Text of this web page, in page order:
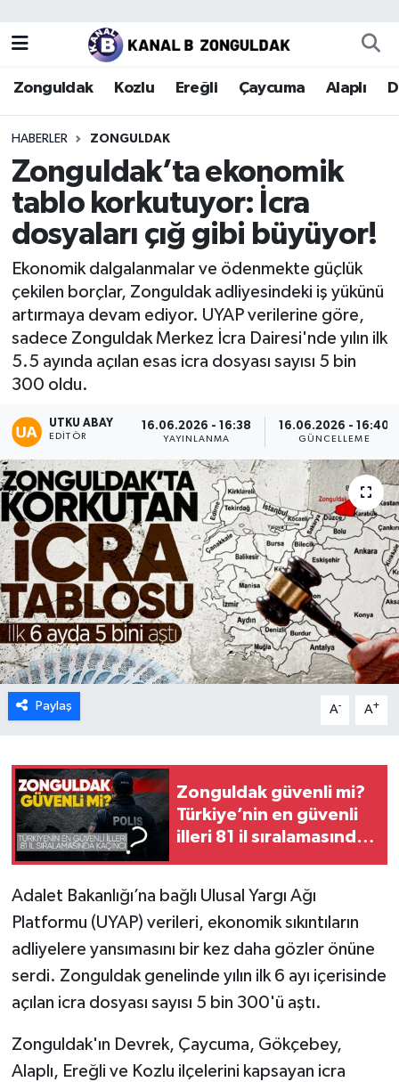
Zonguldak Kozlu Ereğli Çaycuma Alaplı
HABERLER ZONGULDAK
Zonguldak’ta ekonomik
tablo korkutuyor: İcra
dosyaları çığ gibi büyüyor!
Ekonomik dalgalanmalar ve ödenmekte güçlük
çekilen borçlar, Zonguldak adliyesindeki iş yükünü
artırmaya devam ediyor. UYAP verilerine göre,
sadece Zonguldak Merkez İcra Dairesi'nde yılın ilk
5.5 ayında açılan esas icra dosyası sayısı 5 bin
300 oldu.
UTKU ABAY
EDITÖR
16.06.2026 - 16:38
YAYINLANMA
16.06.2026 - 16:40
GÜNCELLEME
Paylaş A- A+
Zonguldak güvenli mi?
Türkiye’nin en güvenli
illeri 81 il sıralamasında
Adalet Bakanlığı’na bağlı Ulusal Yargı Ağı
Platformu (UYAP) verileri, ekonomik sıkıntıların
adliyelere yansımasını bir kez daha gözler önüne
serdi. Zonguldak genelinde yılın ilk 6 ayı içerisinde
açılan icra dosyası sayısı 5 bin 300'ü aştı.
Zonguldak'ın Devrek, Çaycuma, Gökçebey,
Alaplı, Ereğli ve Kozlu ilçelerini kapsayan icra
Zonguldak
Kozlu
Çaycuma
Alaplı
Devrek
Gökçebey
Bartın
Karabük
Spor
Ulusal
Zonguldak Nöbetçi Eczaneler
Zonguldak Hava Durumu
Zonguldak Trafik Yoğunluk Haritası
Puan Durumu ve Fikstür
Tüm Manşetler
Son Dakika Haberleri
Haber Arşivi